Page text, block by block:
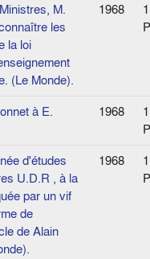
M.
les
la loi
(Le Monde).
1968
1
à E.
1968
1
d'études
U.D.R , à la
par un vif
de
de Alain
1968
1